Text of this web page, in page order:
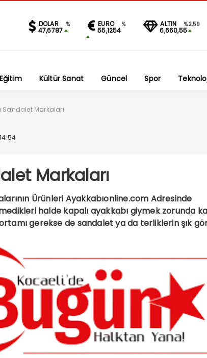
DOLAR %
47,6787
EURO %
55,1254
ALTIN %2,59
6,660,55
Eğitim Kültür Sanat Güncel Spor
Sandalet Markaları
Markaları
Ürünleri Ayakkabıonline.com
halde kapalı ayakkabı giymek zorunda
ortamı gerekse de sandalet ya da terliklerin şık